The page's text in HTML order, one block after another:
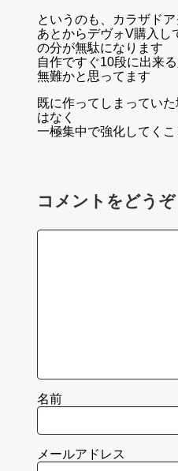
というのも、カラザド
あとからデヴォV購入し
の分が無駄になります
自作ですぐ10段に出来
無難かと思ってます
既に作ってしまってい
はなく
一極集中で強化してく
コメントをどうぞ
名前
メールアドレス